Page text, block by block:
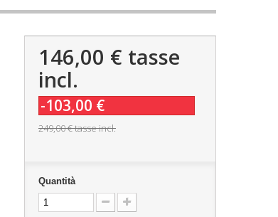
146,00 € tasse
incl.
-103,00 €
249,00 €tasse incl.
Quantità